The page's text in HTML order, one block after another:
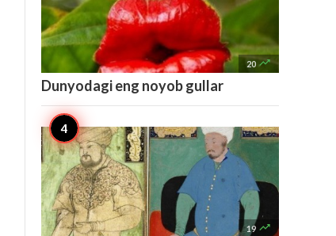
20 
Dunyodagi eng noyob gullar
19 